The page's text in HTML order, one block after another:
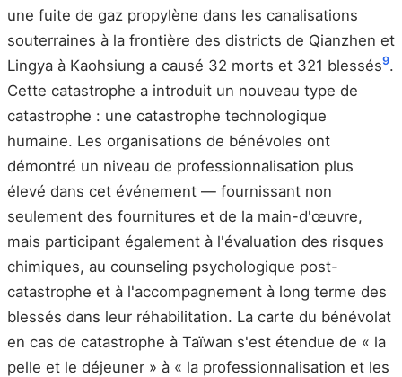
une fuite de gaz propylène dans les canalisations
souterraines à la frontière des districts de Qianzhen et
Lingya à Kaohsiung a causé 32 morts et 321 blessés9.
Cette catastrophe a introduit un nouveau type de
catastrophe : une catastrophe technologique
humaine. Les organisations de bénévoles ont
démontré un niveau de professionnalisation plus
élevé dans cet événement — fournissant non
seulement des fournitures et de la main-d'œuvre,
mais participant également à l'évaluation des risques
chimiques, au counseling psychologique post-
catastrophe et à l'accompagnement à long terme des
blessés dans leur réhabilitation. La carte du bénévolat
en cas de catastrophe à Taïwan s'est étendue de « la
pelle et le déjeuner » à « la professionnalisation et les